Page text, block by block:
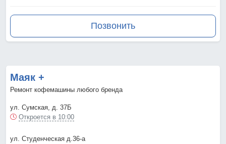
Позвонить
Маяк +
Ремонт кофемашины любого бренда
ул. Сумская, д. 37Б
Откроется в 10:00
ул. Студенческая д.36-а